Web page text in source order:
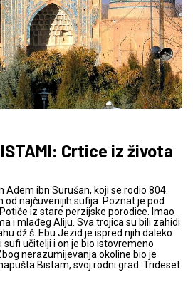
Crtice iz života
Adem ibn Surušan, koji se rodio 804.
od najčuvenijih sufija. Poznat je pod
iz stare perzijske porodice. Imao
i mlađeg Aliju. Sva trojica su bili zahidi
dž.š. Ebu Jezid je ispred njih daleko
sufi učitelji i on je bio istovremeno
nerazumijevanja okoline bio je
Bistam, svoj rodni grad. Trideset